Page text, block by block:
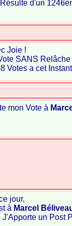
d'un
Joie !
SANS
Votes a cet
mon Vote à
jour,
à Marcel
J'Apporte un Post